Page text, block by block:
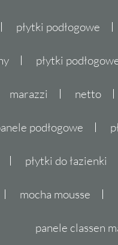
płytki podłogowe
płytki
marazzi netto
podłogowe
płytki do łazienki
mocha mousse
panele classen